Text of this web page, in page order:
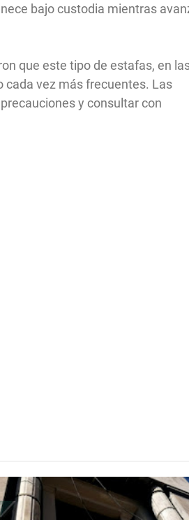
bajo custodia mientras
que este tipo de estafas, en
cada vez más frecuentes. Las
y consultar con